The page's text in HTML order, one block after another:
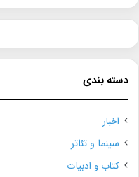
دسته بندی
اخبار
سینما و تئاتر
کتاب و ادبیات